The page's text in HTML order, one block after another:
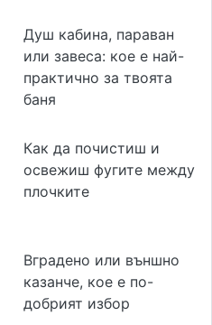
Душ кабина, параван
или завеса: кое е най-
практично за твоята
баня
Как да почистиш и
освежиш фугите между
плочките
Вградено или външно
казанче, кое е по-
добрият избор